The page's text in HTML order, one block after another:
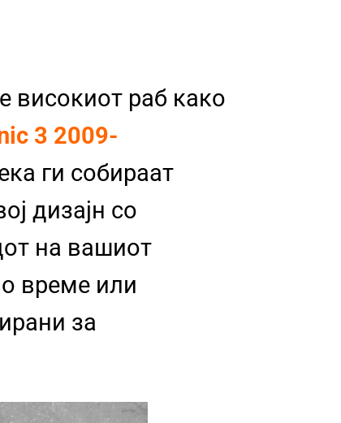
високиот раб како
3 2009-
ги собираат
дизајн со
на вашиот
време или
за